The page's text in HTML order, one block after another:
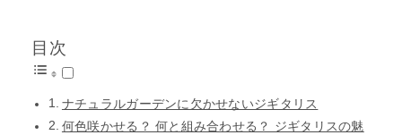
目次
ナチュラルガーデンに欠かせないジギタリス
何色咲かせる？ 何と組み合わせる？ ジギタリスの魅